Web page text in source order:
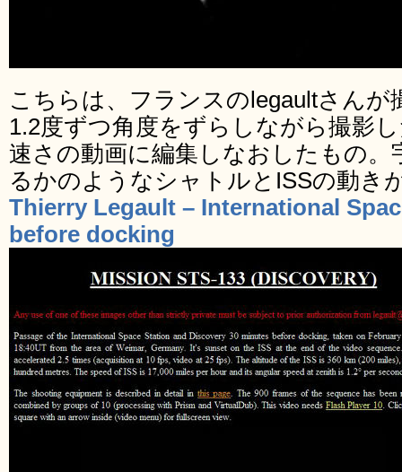
こちらは、フランスのlegaultさんが
1.2度ずつ角度をずらしながら撮影
速さの動画に編集しなおしたもの
るかのようなシャトルとISSの動き
Thierry Legault – International
before docking